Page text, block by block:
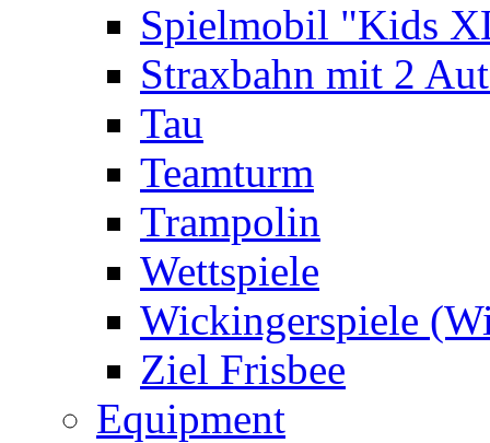
Spielmobil "Kids
Straxbahn mit 2
Tau
Teamturm
Trampolin
Wettspiele
Wickingerspiele
Ziel Frisbee
Equipment